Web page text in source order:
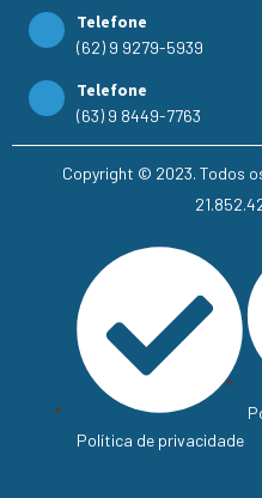
Telefone
(62) 9 9279-5939
Telefone
(63) 9 8449-7763
Copyright © 2023. Todos
Política de privacidade